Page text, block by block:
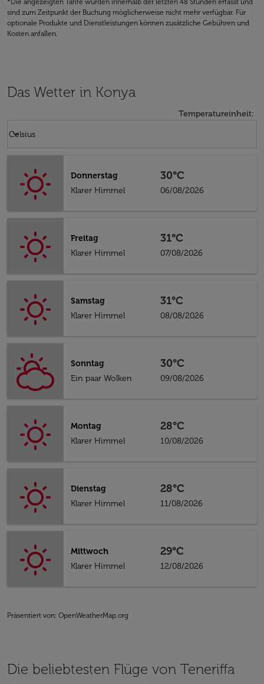
*Die angezeigten Tarife wurden innerhalb der letzten 48 Stunden erfasst und
sind zum Zeitpunkt der Buchung möglicherweise nicht mehr verfügbar. Für
optionale Produkte und Dienstleistungen können zusätzliche Gebühren und
Kosten anfallen.
Das Wetter in Konya
Temperatureinheit:
Celsius
keyboard_arrow_down
Donnerstag
Klarer Himmel
30°C
06/08/2026
Freitag
Klarer Himmel
31°C
07/08/2026
Samstag
Klarer Himmel
31°C
08/08/2026
Sonntag
Ein paar Wolken
30°C
09/08/2026
Montag
Klarer Himmel
28°C
10/08/2026
Dienstag
Klarer Himmel
28°C
11/08/2026
Mittwoch
Klarer Himmel
29°C
12/08/2026
Präsentiert von: OpenWeatherMap.org
Die beliebtesten Flüge von Teneriffa